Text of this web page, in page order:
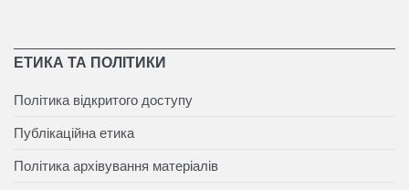
ЕТИКА ТА ПОЛІТИКИ
Політика відкритого доступу
Публікаційна етика
Політика архівування матеріалів